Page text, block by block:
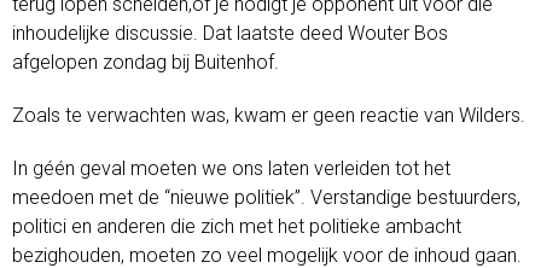
inhoudelijke discussie. Dat laatste deed Wouter Bos
afgelopen zondag bij Buitenhof.
Zoals te verwachten was, kwam er geen reactie van Wilders.
In géén geval moeten we ons laten verleiden tot het
meedoen met de “nieuwe politiek”. Verstandige bestuurders,
politici en anderen die zich met het politieke ambacht
bezighouden, moeten zo veel mogelijk voor de inhoud gaan.